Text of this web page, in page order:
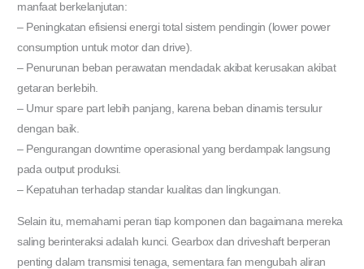
manfaat berkelanjutan:
– Peningkatan efisiensi energi total sistem pendingin (lower power
consumption untuk motor dan drive).
– Penurunan beban perawatan mendadak akibat kerusakan akibat
getaran berlebih.
– Umur spare part lebih panjang, karena beban dinamis tersulur
dengan baik.
– Pengurangan downtime operasional yang berdampak langsung
pada output produksi.
– Kepatuhan terhadap standar kualitas dan lingkungan.
Selain itu, memahami peran tiap komponen dan bagaimana mereka
saling berinteraksi adalah kunci. Gearbox dan driveshaft berperan
penting dalam transmisi tenaga, sementara fan mengubah aliran